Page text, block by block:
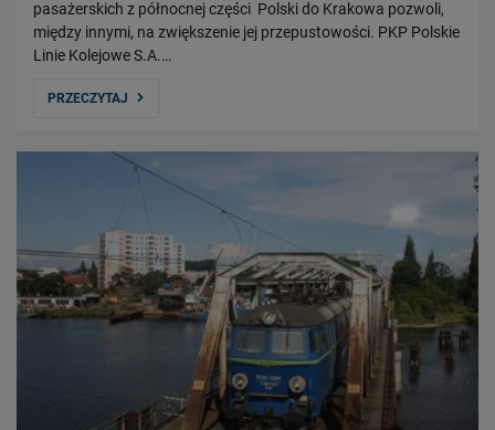
pasażerskich z północnej części Polski do Krakowa pozwoli,
między innymi, na zwiększenie jej przepustowości. PKP Polskie
Linie Kolejowe S.A.…
PRZECZYTAJ